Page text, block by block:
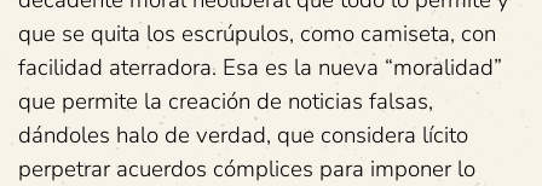
que se quita los escrúpulos, como camiseta, con
facilidad aterradora. Esa es la nueva “moralidad”
que permite la creación de noticias falsas,
dándoles halo de verdad, que considera lícito
perpetrar acuerdos cómplices para imponer lo